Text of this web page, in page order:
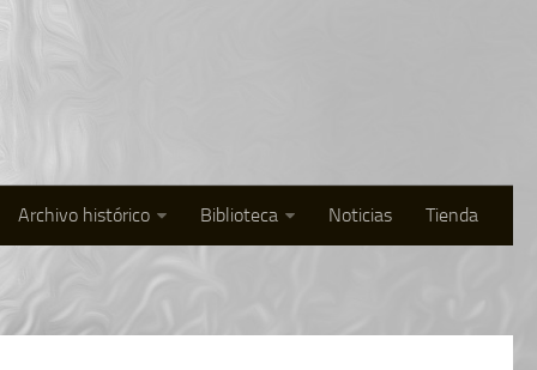
Archivo histórico Biblioteca Noticias Tienda